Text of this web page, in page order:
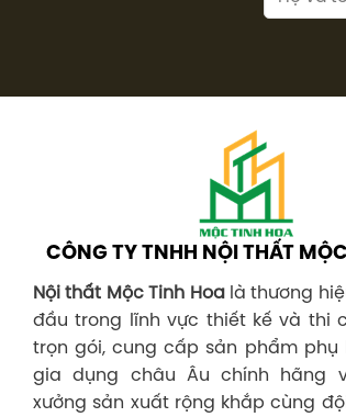
CÔNG TY TNHH NỘI THẤT
Nội thất Mộc Tinh Hoalà thương
đầu trong lĩnh vực thiết kế và thi
trọn gói, cung cấp sản phẩm phụ
gia dụng châu Âu chính hãng
xưởng sản xuất rộng khắp cùng